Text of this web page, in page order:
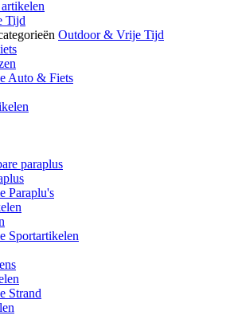
Tijd
Outdoor & Vrije Tijd
Auto & Fiets
paraplus
Paraplu's
Sportartikelen
Strand